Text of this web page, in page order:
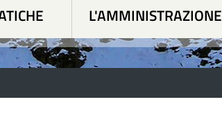
L'AMMINISTRAZIONE